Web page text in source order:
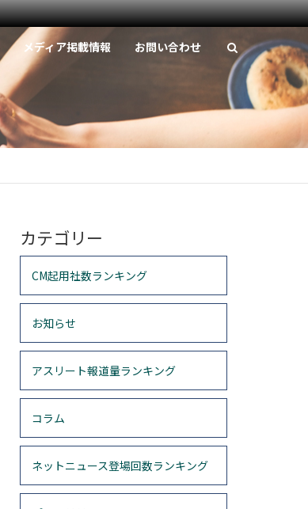
メディア掲載情報 お問い合わせ
カテゴリー
CM起用社数ランキング
お知らせ
アスリート報道量ランキング
コラム
ネットニュース登場回数ランキング